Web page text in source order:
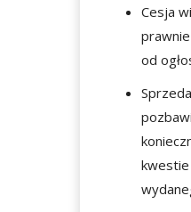
Cesja
od
kwestie